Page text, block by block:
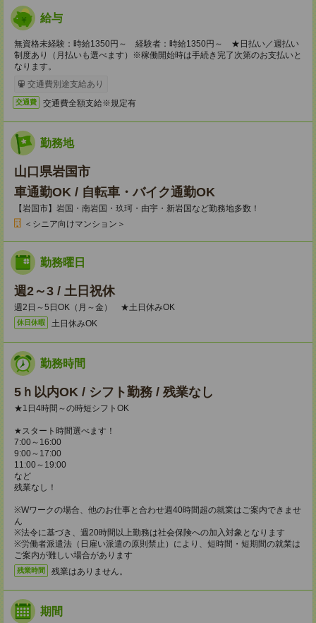
給与
無資格未経験：時給1350円～ 経験者：時給1350円～ ★日払い／週払い
制度あり（月払いも選べます）※稼働開始時は手続き完了次第のお支払いと
なります。
交通費別途支給あり
交通費 交通費全額支給※規定有
勤務地
山口県岩国市
車通勤OK / 自転車・バイク通勤OK
【岩国市】岩国・南岩国・玖珂・由宇・新岩国など勤務地多数！
＜シニア向けマンション＞
勤務曜日
週2～3 / 土日祝休
週2日～5日OK（月～金） ★土日休みOK
休日休暇 土日休みOK
勤務時間
5ｈ以内OK / シフト勤務 / 残業なし
★1日4時間～の時短シフトOK
★スタート時間選べます！
7:00～16:00
9:00～17:00
11:00～19:00
など
残業なし！
※Wワークの場合、他のお仕事と合わせ週40時間超の就業はご案内できませ
ん
※法令に基づき、週20時間以上勤務は社会保険への加入対象となります
※労働者派遣法（日雇い派遣の原則禁止）により、短時間・短期間の就業は
ご案内が難しい場合があります
残業時間 残業はありません。
期間